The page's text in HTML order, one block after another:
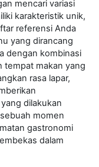
mencari variasi
karakteristik unik,
referensi Anda
yang dirancang
dengan kombinasi
tempat makan yang
rasa lapar,
dilakukan
momen
gastronomi
dalam